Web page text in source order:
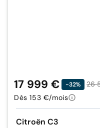
Citroën C3
17 999 € -32% 26
Dès 153 €/mois